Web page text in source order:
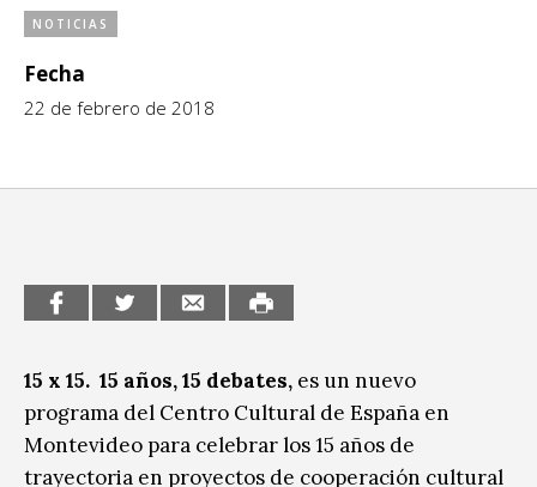
CCE en el interior/libros
Espacio itinerante de lectura infantil
Exposiciones
Formación
Infantil y Juvenil
Medio Ambiente
Sin categoría
NOTICIAS
Fecha
22 de febrero de 2018
15 x 15. 15 años, 15 debates, es un nuevo
programa del Centro Cultural de España en
Montevideo para celebrar los 15 años de
trayectoria en proyectos de cooperación cultural